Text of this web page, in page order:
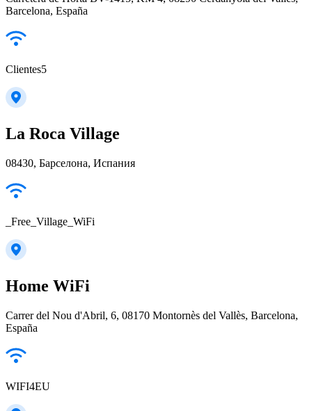
Barcelona, España
Clientes5
La Roca Village
08430, Барселона, Испания
_Free_Village_WiFi
Home WiFi
Carrer del Nou d'Abril, 6, 08170 Montornès del Vallès, Barcelona,
España
WIFI4EU